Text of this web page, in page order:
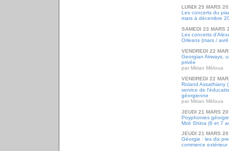
LUNDI 25 MARS
Les concerts du
mars à décembre
SAMEDI 23 MARS
Les concerts
Orleans (mars /
VENDREDI 22
Georgian Airways,
privée
par Mirian Méloua
VENDREDI 22
Roland Assathiany
service de
géorgienne
par Mirian Méloua
JEUDI 21 MARS
Poyphonies
Mzé Shina (6 et 7
JEUDI 21 MARS
Géorgie : les dix
commerce extérieur